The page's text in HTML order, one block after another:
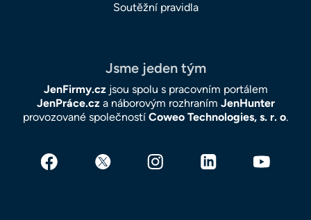
Soutěžní pravidla
Jsme jeden tým
JenFirmy.czjsou spolu s pracovním portálem
JenPráce.cza náborovým rozhraním JenHunter
provozované společností Coweo Technologies, s. r. o.